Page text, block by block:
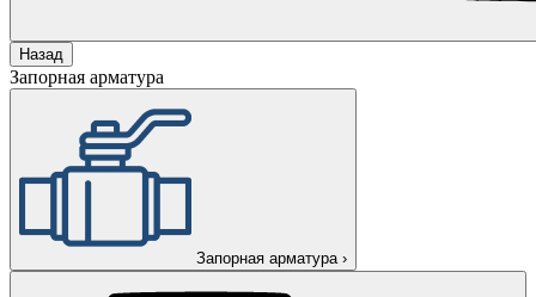
Назад
Запорная арматура
Запорная арматура ›